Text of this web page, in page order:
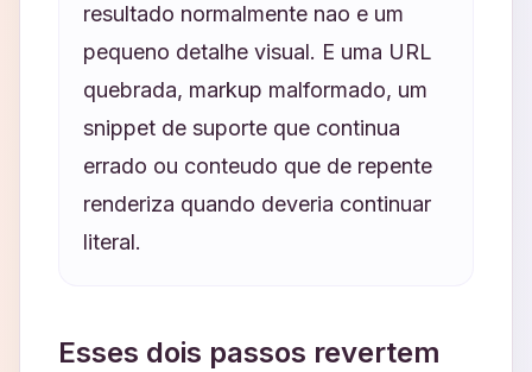
resultado normalmente nao e um
pequeno detalhe visual. E uma URL
quebrada, markup malformado, um
snippet de suporte que continua
errado ou conteudo que de repente
renderiza quando deveria continuar
literal.
Esses dois passos revertem